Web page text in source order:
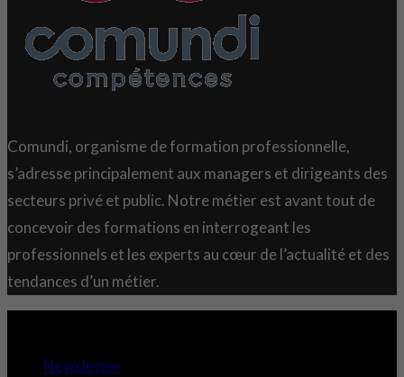
Comundi, organisme de formation professionnelle,
s’adresse principalement aux managers et dirigeants des
secteurs privé et public. Notre métier est avant tout de
concevoir des formations en interrogeant les
professionnels et les experts au cœur de l’actualité et des
tendances d’un métier.
Newsletter